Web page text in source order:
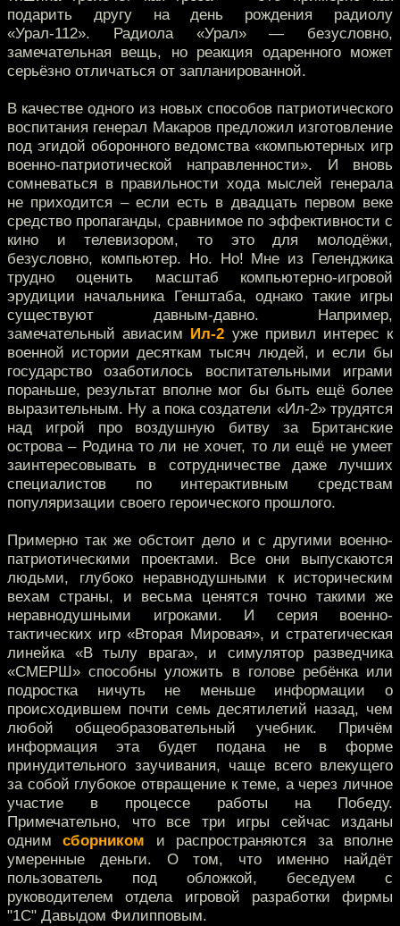
подарить другу на день рождения радиолу
«Урал-112». Радиола «Урал» — безусловно,
замечательная вещь, но реакция одаренного может
серьёзно отличаться от запланированной.
В качестве одного из новых способов патриотического
воспитания генерал Макаров предложил изготовление
под эгидой оборонного ведомства «компьютерных игр
военно-патриотической направленности». И вновь
сомневаться в правильности хода мыслей генерала
не приходится – если есть в двадцать первом веке
средство пропаганды, сравнимое по эффективности с
кино и телевизором, то это для молодёжи,
безусловно, компьютер. Но. Но! Мне из Геленджика
трудно оценить масштаб компьютерно-игровой
эрудиции начальника Генштаба, однако такие игры
существуют давным-давно. Например,
замечательный авиасим Ил-2 уже привил интерес к
военной истории десяткам тысяч людей, и если бы
государство озаботилось воспитательными играми
пораньше, результат вполне мог бы быть ещё более
выразительным. Ну а пока создатели «Ил-2» трудятся
над игрой про воздушную битву за Британские
острова – Родина то ли не хочет, то ли ещё не умеет
заинтересовывать в сотрудничестве даже лучших
специалистов по интерактивным средствам
популяризации своего героического прошлого.
Примерно так же обстоит дело и с другими военно-
патриотическими проектами. Все они выпускаются
людьми, глубоко неравнодушными к историческим
вехам страны, и весьма ценятся точно такими же
неравнодушными игроками. И серия военно-
тактических игр «Вторая Мировая», и стратегическая
линейка «В тылу врага», и симулятор разведчика
«СМЕРШ» способны уложить в голове ребёнка или
подростка ничуть не меньше информации о
происходившем почти семь десятилетий назад, чем
любой общеобразовательный учебник. Причём
информация эта будет подана не в форме
принудительного заучивания, чаще всего влекущего
за собой глубокое отвращение к теме, а через личное
участие в процессе работы на Победу.
Примечательно, что все три игры сейчас изданы
однимсборником и распространяются за вполне
умеренные деньги. О том, что именно найдёт
пользователь под обложкой, беседуем с
руководителем отдела игровой разработки фирмы
"1С" Давыдом Филипповым.